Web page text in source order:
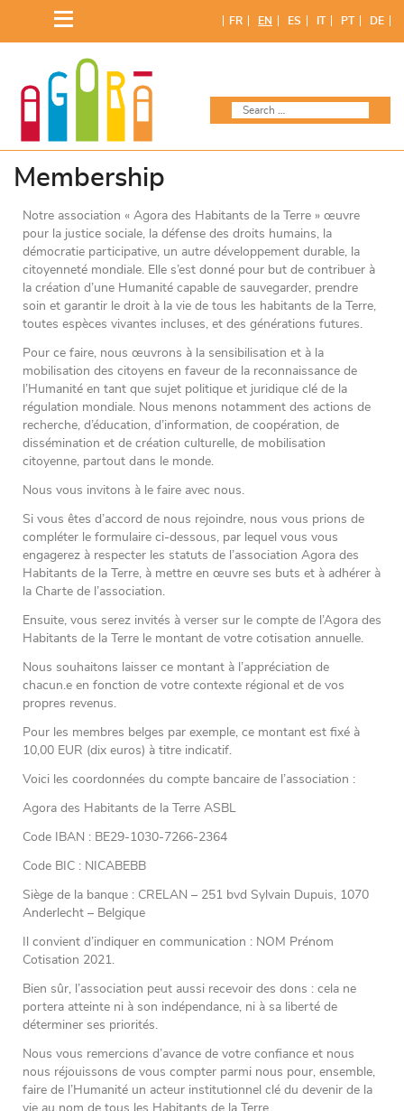
FR EN ES IT PT DE
Membership
Notre association « Agora des Habitants de la Terre » œuvre
pour la justice sociale, la défense des droits humains, la
démocratie participative, un autre développement durable, la
citoyenneté mondiale. Elle s’est donné pour but de contribuer à
la création d’une Humanité capable de sauvegarder, prendre
soin et garantir le droit à la vie de tous les habitants de la Terre,
toutes espèces vivantes incluses, et des générations futures.
Pour ce faire, nous œuvrons à la sensibilisation et à la
mobilisation des citoyens en faveur de la reconnaissance de
l’Humanité en tant que sujet politique et juridique clé de la
régulation mondiale. Nous menons notamment des actions de
recherche, d’éducation, d’information, de coopération, de
dissémination et de création culturelle, de mobilisation
citoyenne, partout dans le monde.
Nous vous invitons à le faire avec nous.
Si vous êtes d’accord de nous rejoindre, nous vous prions de
compléter le formulaire ci-dessous, par lequel vous vous
engagerez à respecter les statuts de l’association Agora des
Habitants de la Terre, à mettre en œuvre ses buts et à adhérer à
la Charte de l’association.
Ensuite, vous serez invités à verser sur le compte de l’Agora des
Habitants de la Terre le montant de votre cotisation annuelle.
Nous souhaitons laisser ce montant à l’appréciation de
chacun.e en fonction de votre contexte régional et de vos
propres revenus.
Pour les membres belges par exemple, ce montant est fixé à
10,00 EUR (dix euros) à titre indicatif.
Voici les coordonnées du compte bancaire de l’association :
Agora des Habitants de la Terre ASBL
Code IBAN : BE29-1030-7266-2364
Code BIC : NICABEBB
Siège de la banque : CRELAN – 251 bvd Sylvain Dupuis, 1070
Anderlecht – Belgique
Il convient d’indiquer en communication : NOM Prénom
Cotisation 2021.
Bien sûr, l’association peut aussi recevoir des dons : cela ne
portera atteinte ni à son indépendance, ni à sa liberté de
déterminer ses priorités.
Nous vous remercions d’avance de votre confiance et nous
nous réjouissons de vous compter parmi nous pour, ensemble,
faire de l’Humanité un acteur institutionnel clé du devenir de la
vie au nom de tous les Habitants de la Terre.